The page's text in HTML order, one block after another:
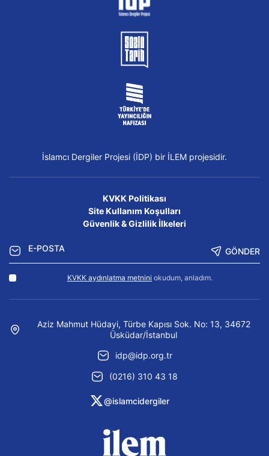
İslamcı Dergiler Projesi (İDP) bir İLEM projesidir.
KVKK Politikası
Site Kullanım Koşulları
Güvenlik & Gizlilik İlkeleri
GÖNDER
KVKK aydınlatma metnini okudum, anladım.
Aziz Mahmut Hüdayi, Türbe Kapısı Sok. No: 13, 34672
Üsküdar/İstanbul
idp@idp.org.tr
(0216) 310 43 18
@islamcidergiler